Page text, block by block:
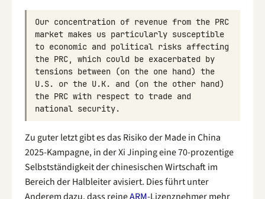
Our concentration of revenue from the PRC
market makes us particularly susceptible
to economic and political risks affecting
the PRC, which could be exacerbated by
tensions between (on the one hand) the
U.S. or the U.K. and (on the other hand)
the PRC with respect to trade and
national security.
Zu guter letzt gibt es das Risiko der Made in China
2025-Kampagne, in der Xi Jinping eine 70-prozentige
Selbstständigkeit der chinesischen Wirtschaft im
Bereich der Halbleiter avisiert. Dies führt unter